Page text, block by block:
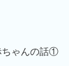
ちゃんの話①